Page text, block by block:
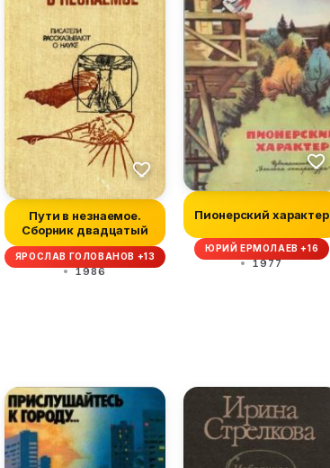
Пути в незнаемое.
Сборник двадцатый
ЯРОСЛАВ ГОЛОВАНОВ +13
1986
Пионерский характер
ЮРИЙ ЕРМОЛАЕВ +16
1977